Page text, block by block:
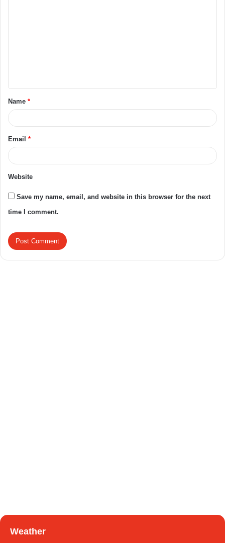
Name *
Email *
Website
Save my name, email, and website in this browser for the next
time I comment.
Weather